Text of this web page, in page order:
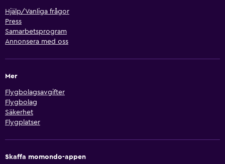
Hjälp/Vanliga frågor
Press
Samarbetsprogram
Annonsera med oss
Mer
Flygbolagsavgifter
Flygbolag
Säkerhet
Flygplatser
Skaffa momondo-appen